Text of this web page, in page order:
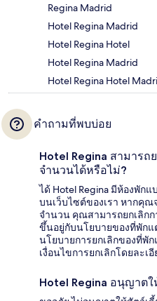
Regina Madrid
Hotel Regina Madrid
Hotel Regina Hotel
Hotel Regina Madrid
Hotel Regina Hotel
คำถามที่พบบ่อย
Hotel Regina สามารถ
จำนวนได้หรือไม่?
ได้ Hotel Regina มีห้องพัก
บนเว็บไซต์ของเรา หากคุณ
จำนวน คุณสามารถยกเลิก
ขึ้นอยู่กับนโยบายของที่พัก
นโยบายการยกเลิกของที่พั
เงื่อนไขการยกเลิกโดยละเอี
Hotel Regina อนุญาตใ